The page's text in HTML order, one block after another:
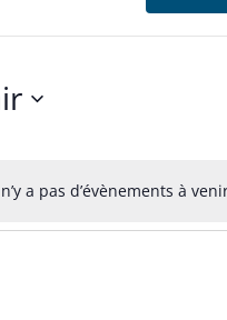
Notice
a pas d’évènements à